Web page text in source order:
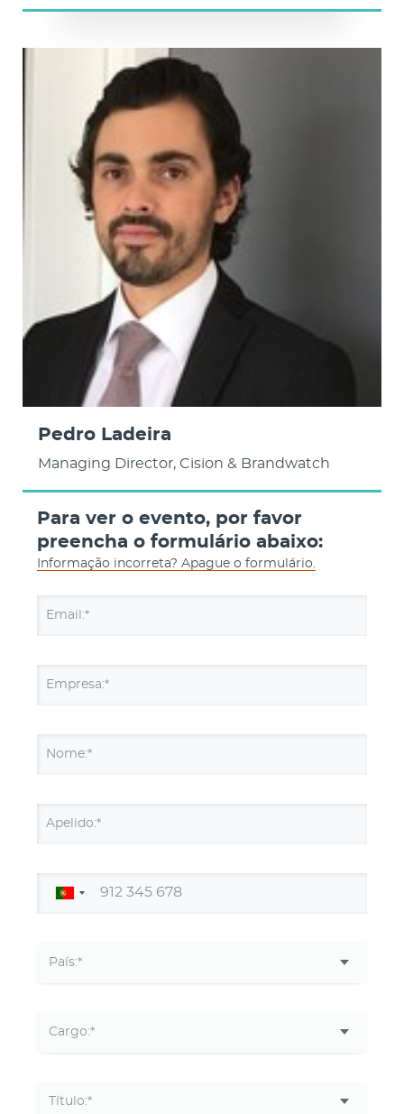
Pedro Ladeira
Managing Director, Cision & Brandwatch
Para ver o evento, por favor
preencha o formulário abaixo:
Informação incorreta? Apague o formulário.
Email:*
Empresa:*
Nome:*
Apelido:*